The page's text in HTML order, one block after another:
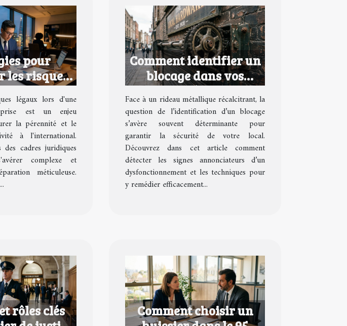
pour
les risques
d'une
légaux lors d'une
est un enjeu
la pérennité et le
à l'international.
cadres juridiques
complexe et
méticuleuse.
Comment identifier un
blocage dans vos
rideaux métalliques ?
Face à un rideau métallique récalcitrant, la
question de l’identification d’un blocage
s’avère souvent déterminante pour
garantir la sécurité de votre local.
Découvrez dans cet article comment
détecter les signes annonciateurs d’un
dysfonctionnement et les techniques pour
y remédier efficacement...
rôles clés
Comment choisir un